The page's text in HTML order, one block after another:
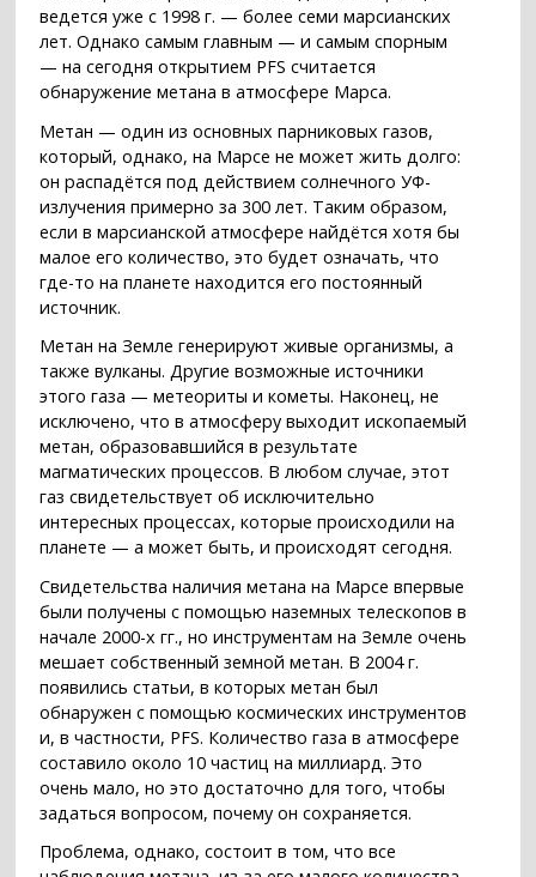
ведется уже с 1998 г. — более семи марсианских
лет. Однако самым главным — и самым спорным
— на сегодня открытием PFS считается
обнаружение метана в атмосфере Марса.
Метан — один из основных парниковых газов,
который, однако, на Марсе не может жить долго:
он распадётся под действием солнечного УФ-
излучения примерно за 300 лет. Таким образом,
если в марсианской атмосфере найдётся хотя бы
малое его количество, это будет означать, что
где-то на планете находится его постоянный
источник.
Метан на Земле генерируют живые организмы, а
также вулканы. Другие возможные источники
этого газа — метеориты и кометы. Наконец, не
исключено, что в атмосферу выходит ископаемый
метан, образовавшийся в результате
магматических процессов. В любом случае, этот
газ свидетельствует об исключительно
интересных процессах, которые происходили на
планете — а может быть, и происходят сегодня.
Свидетельства наличия метана на Марсе впервые
были получены с помощью наземных телескопов в
начале 2000-х гг., но инструментам на Земле очень
мешает собственный земной метан. В 2004 г.
появились статьи, в которых метан был
обнаружен с помощью космических инструментов
и, в частности, PFS. Количество газа в атмосфере
составило около 10 частиц на миллиард. Это
очень мало, но это достаточно для того, чтобы
задаться вопросом, почему он сохраняется.
Проблема, однако, состоит в том, что все